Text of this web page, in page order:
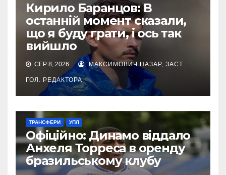
Кирило Баранцов: В
останній момент сказали,
що я буду грати, і ось так
вийшло
СЕР 8, 2026 МАКСИМОВИЧ НАЗАР, ЗАСТ.
ГОЛ. РЕДАКТОРА
ТРАНСФЕРИ УПЛ
Офіційно: Динамо віддало
Анхеля Торреса в оренду
бразильському клубу